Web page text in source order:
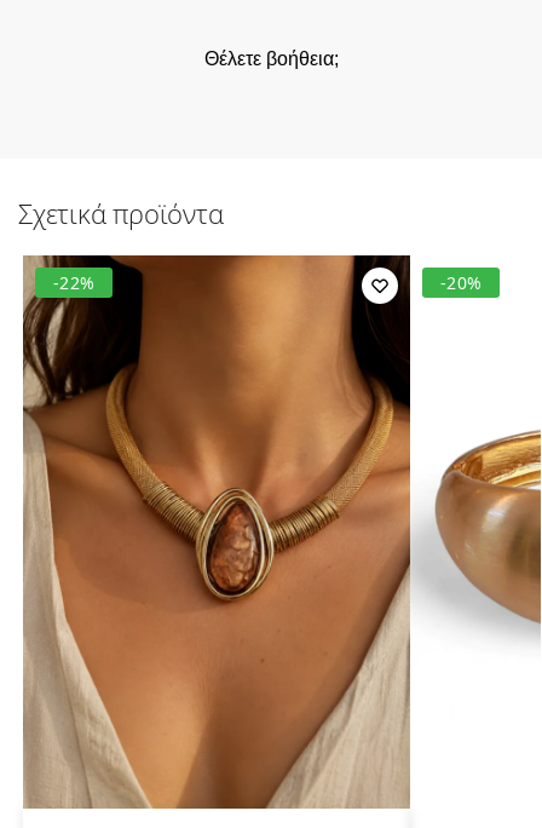
Θέλετε βοήθεια;
Σχετικά προϊόντα
-22% -20%